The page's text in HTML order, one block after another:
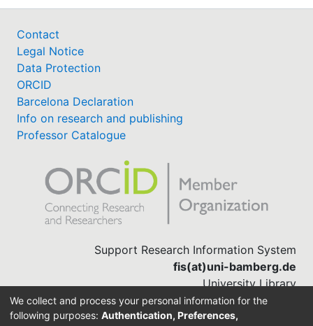
Contact
Legal Notice
Data Protection
ORCID
Barcelona Declaration
Info on research and publishing
Professor Catalogue
Support Research Information System
fis(at)uni-bamberg.de
University Library
(0951) 863-1568
We collect and process your personal information for the
following purposes: Authentication, Preferences,